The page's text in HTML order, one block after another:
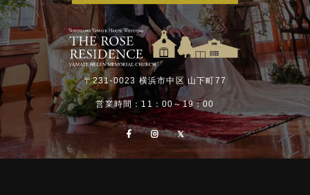
〒231-0023 横浜市中区 山下町77
営業時間：11：00～19：00